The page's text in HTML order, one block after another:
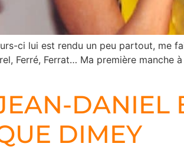
ci lui est rendu un peu partout, me
Ferré, Ferrat… Ma première manche à
DANIEL
DIMEY